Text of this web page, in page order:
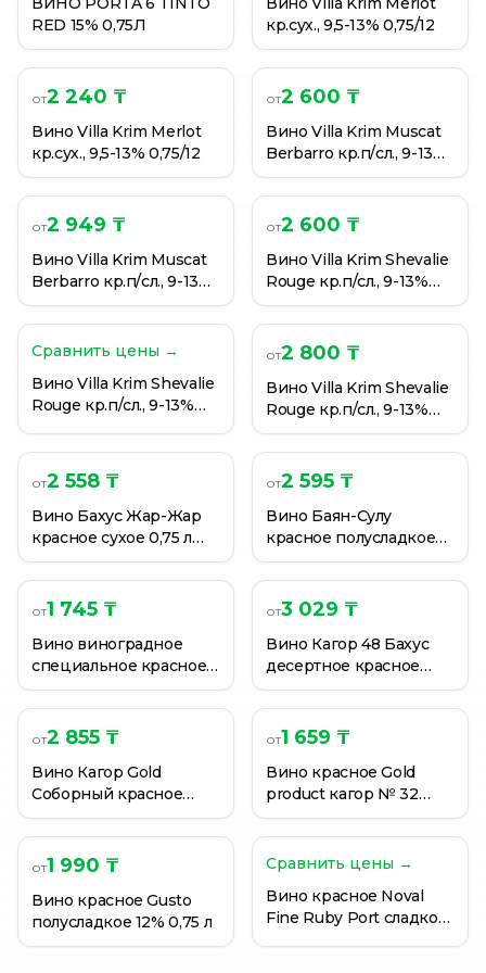
RED 15% 0,75Л
кр.сух., 9,5-13% 0,75/12
от2 240 ₸
Вино Villa Krim Merlot
кр.сух., 9,5-13% 0,75/12
от2 600 ₸
Вино Villa Krim Muscat
Berbarro кр.п/сл., 9-13%
0,75/12
от2 949 ₸
Вино Villa Krim Muscat
Berbarro кр.п/сл., 9-13%
0,75/12
от2 600 ₸
Вино Villa Krim Shevalie
Rouge кр.п/сл., 9-13%
0,75/12
Сравнить цены →
Вино Villa Krim Shevalie
Rouge кр.п/сл., 9-13%
от2 800 ₸
Вино Villa Krim Shevalie
Rouge кр.п/сл., 9-13%
0,75/12
от2 558 ₸
Вино Бахус Жар-Жар
красное сухое 0,75 л
(Казахстан)
от2 595 ₸
Вино Баян-Сулу
красное полусладкое
0,75 л (Казахстан)
от1 745 ₸
Вино виноградное
специальное красное
крепкое "Портвейн 72"
Бахус 20%, 0,7 л
(Казахстан)
от3 029 ₸
Вино Кагор 48 Бахус
десертное красное
0,75 л (Казахстан)
от2 855 ₸
Вино Кагор Gold
Соборный красное
десертное 0.75 л.
от1 659 ₸
Вино красное Gold
product кагор № 32
десертное 0,75 л
от1 990 ₸
Вино красное Gusto
полусладкое 12% 0,75 л
Сравнить цены →
Вино красное Noval
Fine Ruby Port сладкое